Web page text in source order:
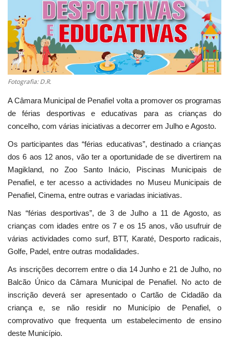
Estatuto Editorial
Saúde
Ficha técnica
Lazer
Ambiente
Fotografia: D.R.
A Câmara Municipal de Penafiel volta a promover os programas
de férias desportivas e educativas para as crianças do
concelho, com várias iniciativas a decorrer em Julho e Agosto.
Os participantes das “férias educativas”, destinado a crianças
dos 6 aos 12 anos, vão ter a oportunidade de se divertirem na
Magikland, no Zoo Santo Inácio, Piscinas Municipais de
Penafiel, e ter acesso a actividades no Museu Municipais de
Penafiel, Cinema, entre outras e variadas iniciativas.
Nas “férias desportivas”, de 3 de Julho a 11 de Agosto, as
crianças com idades entre os 7 e os 15 anos, vão usufruir de
várias actividades como surf, BTT, Karaté, Desporto radicais,
Golfe, Padel, entre outras modalidades.
As inscrições decorrem entre o dia 14 Junho e 21 de Julho, no
Balcão Único da Câmara Municipal de Penafiel. No acto de
inscrição deverá ser apresentado o Cartão de Cidadão da
criança e, se não residir no Município de Penafiel, o
comprovativo que frequenta um estabelecimento de ensino
deste Município.